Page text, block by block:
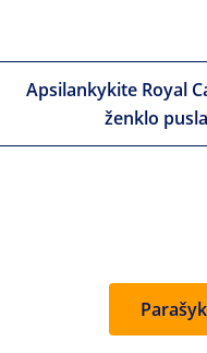
Apsilankykite Royal
ženklo